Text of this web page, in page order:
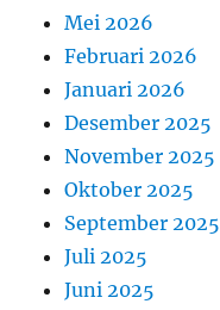
Mei 2026
Februari 2026
Januari 2026
Desember 2025
November 2025
Oktober 2025
September 2025
Juli 2025
Juni 2025